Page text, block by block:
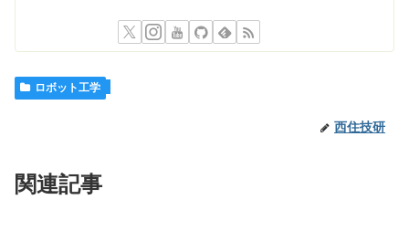
ロボット工学
西住技研
関連記事